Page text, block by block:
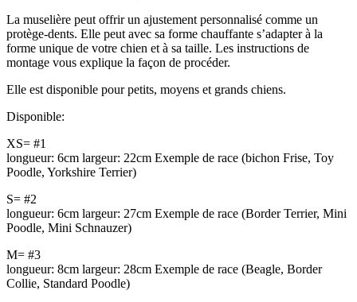
La muselière peut offrir un ajustement personnalisé comme un
protège-dents. Elle peut avec sa forme chauffante s’adapter à la
forme unique de votre chien et à sa taille. Les instructions de
montage vous explique la façon de procéder.
Elle est disponible pour petits, moyens et grands chiens.
Disponible:
XS= #1
longueur: 6cm largeur: 22cm Exemple de race (bichon Frise, Toy
Poodle, Yorkshire Terrier)
S= #2
longueur: 6cm largeur: 27cm Exemple de race (Border Terrier, Mini
Poodle, Mini Schnauzer)
M= #3
longueur: 8cm largeur: 28cm Exemple de race (Beagle, Border
Collie, Standard Poodle)